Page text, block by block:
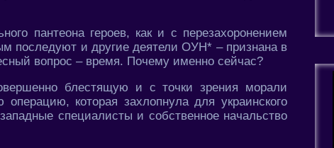
пантеона героев, как и с перезахоронением
последуют и другие деятели ОУН* – признана в
вопрос – время. Почему именно сейчас?
блестящую и с точки зрения морали
операцию, которая захлопнула для украинского
специалисты и собственное начальство